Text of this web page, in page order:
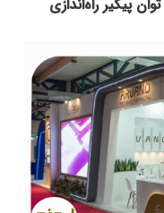
پیگیر راه‌اندازی